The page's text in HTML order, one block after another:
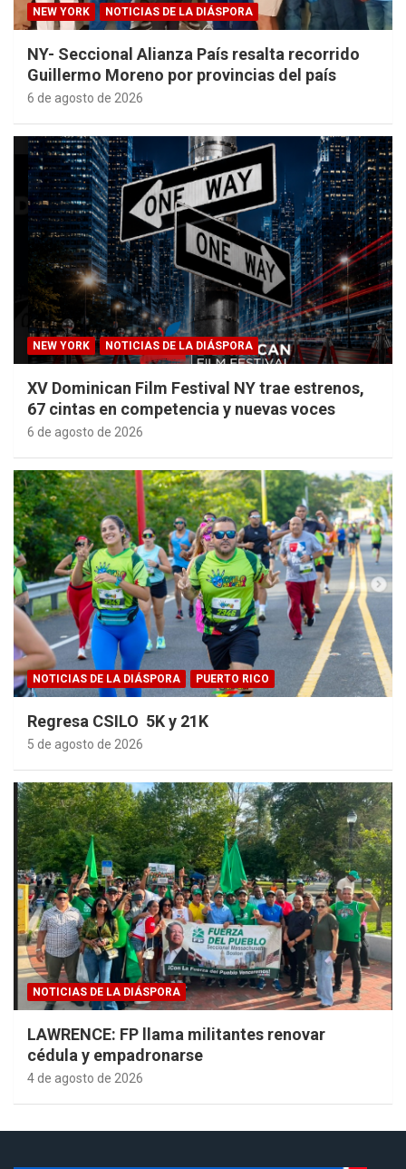
NEW YORK NOTICIAS DE LA DIÁSPORA
NY- Seccional Alianza País resalta recorrido
Guillermo Moreno por provincias del país
6 de agosto de 2026
NEW YORK NOTICIAS DE LA DIÁSPORA
XV Dominican Film Festival NY trae estrenos,
67 cintas en competencia y nuevas voces
6 de agosto de 2026
NOTICIAS DE LA DIÁSPORA PUERTO RICO
Regresa CSILO 5K y 21K
5 de agosto de 2026
NOTICIAS DE LA DIÁSPORA
LAWRENCE: FP llama militantes renovar
cédula y empadronarse
4 de agosto de 2026